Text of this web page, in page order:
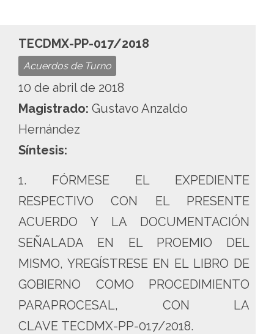
TECDMX-PP-017/2018
Acuerdos de Turno
10 de abril de 2018
Magistrado: Gustavo Anzaldo
Hernández
Síntesis:
1. FÓRMESE EL EXPEDIENTE
RESPECTIVO CON EL PRESENTE
ACUERDO Y LA DOCUMENTACIÓN
SEÑALADA EN EL PROEMIO DEL
MISMO, YREGÍSTRESE EN EL LIBRO DE
GOBIERNO COMO PROCEDIMIENTO
PARAPROCESAL, CON LA
CLAVE TECDMX-PP-017/2018.